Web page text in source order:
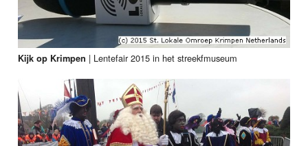
Kijk op Krimpen | Lentefair 2015 in het streekfmuseum